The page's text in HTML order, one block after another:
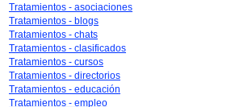
Tratamientos - asociaciones
Tratamientos - blogs
Tratamientos - chats
Tratamientos - clasificados
Tratamientos - cursos
Tratamientos - directorios
Tratamientos - educación
Tratamientos - empleo